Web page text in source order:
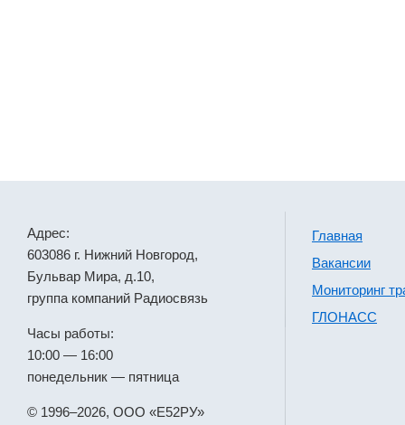
Адрес:
603086 г. Нижний Новгород,
Бульвар Мира, д.10,
группа компаний Радиосвязь
Часы работы:
10:00 — 16:00
понедельник — пятница
© 1996–2026, ООО «Е52РУ»
Главная
Вакансии
Мониторинг
ГЛОНАСС